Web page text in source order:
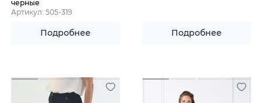
черные
Артикул: 505-319
Подробнее Подробнее